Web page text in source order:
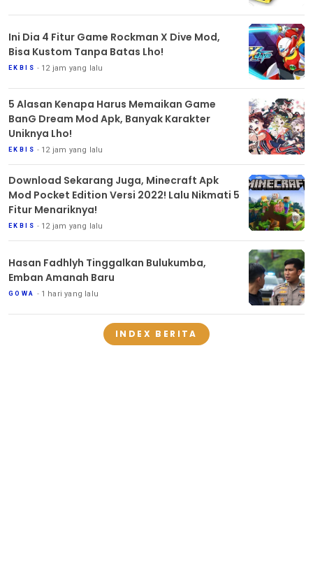
Ini Dia 4 Fitur Game Rockman X Dive Mod,
Bisa Kustom Tanpa Batas Lho!
EKBIS 12 jam yang lalu
5 Alasan Kenapa Harus Memaikan Game
BanG Dream Mod Apk, Banyak Karakter
Uniknya Lho!
EKBIS 12 jam yang lalu
Download Sekarang Juga, Minecraft Apk
Mod Pocket Edition Versi 2022! Lalu Nikmati 5
Fitur Menariknya!
EKBIS 12 jam yang lalu
Hasan Fadhlyh Tinggalkan Bulukumba,
Emban Amanah Baru
GOWA 1 hari yang lalu
INDEX BERITA